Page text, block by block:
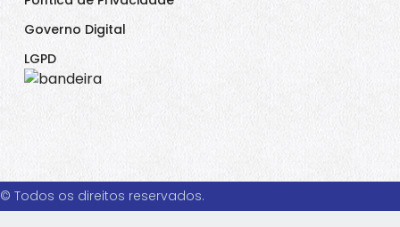
Governo Digital
LGPD
© Todos os direitos reservados.